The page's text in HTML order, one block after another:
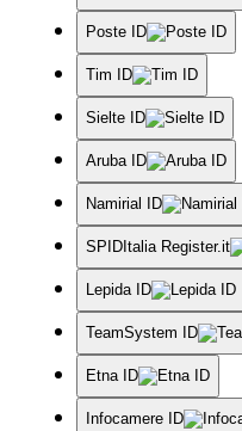
Poste ID
Tim ID
Sielte ID
Aruba ID
Namirial ID
SPIDItalia Register.it
Lepida ID
TeamSystem ID
Etna ID
Infocamere ID